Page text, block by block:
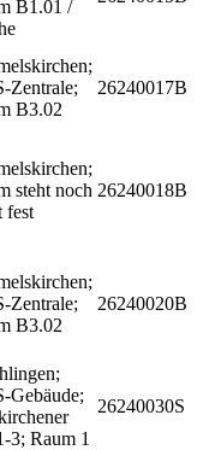
B1.01 /
Zentrale;
B3.02
26240017B
steht noch
fest
26240018B
Zentrale;
B3.02
26240020B
Gebäude;
3; Raum 1
26240030S